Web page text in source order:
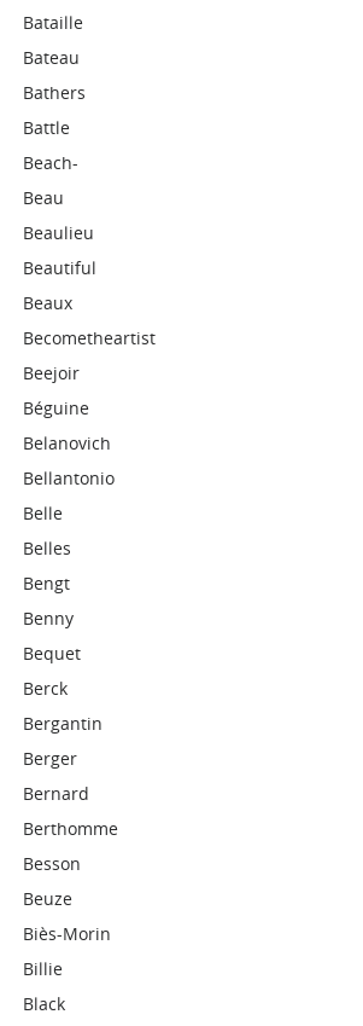
Bataille
Bateau
Bathers
Battle
Beach-
Beau
Beaulieu
Beautiful
Beaux
Becometheartist
Beejoir
Béguine
Belanovich
Bellantonio
Belle
Belles
Bengt
Benny
Bequet
Berck
Bergantin
Berger
Bernard
Berthomme
Besson
Beuze
Biès-Morin
Billie
Black